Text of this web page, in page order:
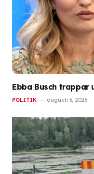
Ebba Busch
POLITIK augusti 6, 2026